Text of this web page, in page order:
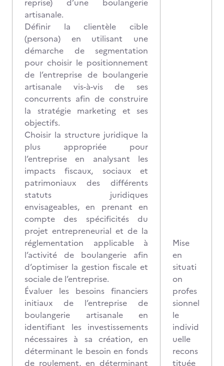
reprise) d’une boulangerie
artisanale.
Définir la clientèle cible
(persona) en utilisant une
démarche de segmentation
pour choisir le positionnement
de l’entreprise de boulangerie
artisanale vis-à-vis de ses
concurrents afin de construire
la stratégie marketing et ses
objectifs.
Choisir la structure juridique la
plus appropriée pour
l’entreprise en analysant les
impacts fiscaux, sociaux et
patrimoniaux des différents
statuts juridiques
envisageables, en prenant en
compte des spécificités du
projet entrepreneurial et de la
réglementation applicable à
l’activité de boulangerie afin
d’optimiser la gestion fiscale et
sociale de l’entreprise.
Évaluer les besoins financiers
initiaux de l’entreprise de
boulangerie artisanale en
identifiant les investissements
nécessaires à sa création, en
déterminant le besoin en fonds
de roulement, en déterminant
Mise
en
situati
on
profes
sionnel
le
individ
uelle
recons
tituée